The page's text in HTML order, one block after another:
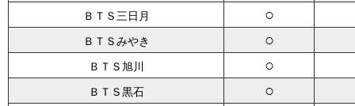
ＢＴＳ三日月 ○
ＢＴＳみやき ○
ＢＴＳ旭川 ○
ＢＴＳ黒石 ○